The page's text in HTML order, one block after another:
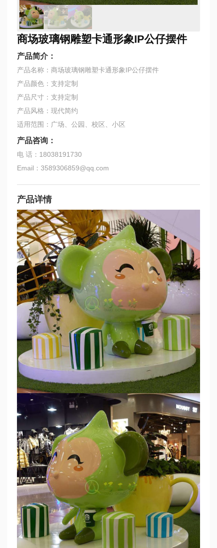
商场玻璃钢雕塑卡通形象IP公仔摆件
产品简介：
产品名称：商场玻璃钢雕塑卡通形象IP公仔摆件
产品颜色：支持定制
产品尺寸：支持定制
产品风格：现代简约
适用范围：广场、公园、校区、小区
产品咨询：
电 话：18038191730
Email：3589306859@qq.com
产品详情